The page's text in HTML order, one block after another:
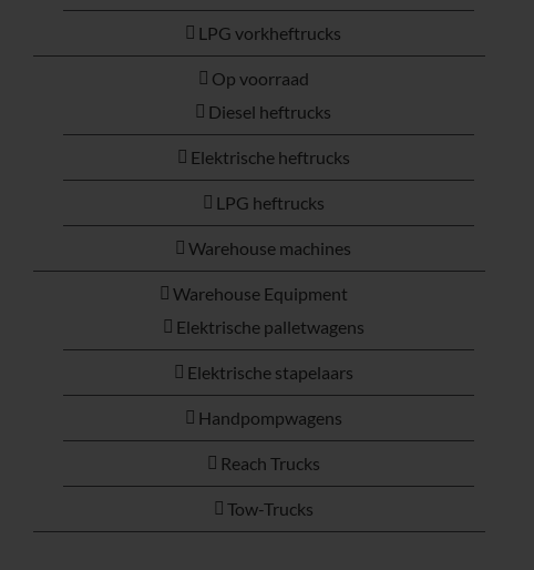
LPG vorkheftrucks
Op voorraad
Diesel heftrucks
Elektrische heftrucks
LPG heftrucks
Warehouse machines
Warehouse Equipment
Elektrische palletwagens
Elektrische stapelaars
Handpompwagens
Reach Trucks
Tow-Trucks